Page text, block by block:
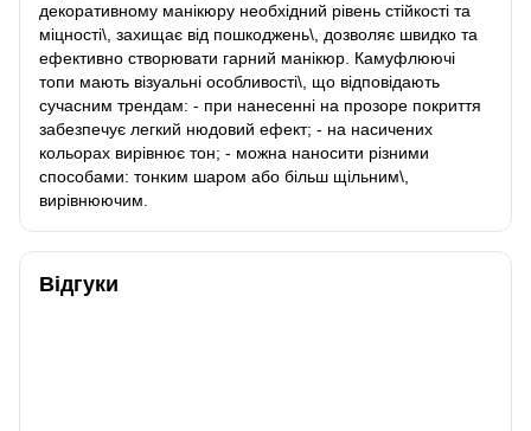
декоративному манікюру необхідний рівень стійкості та
міцності\, захищає від пошкоджень\, дозволяє швидко та
ефективно створювати гарний манікюр. Камуфлюючі
топи мають візуальні особливості\, що відповідають
сучасним трендам: - при нанесенні на прозоре покриття
забезпечує легкий нюдовий ефект; - на насичених
кольорах вирівнює тон; - можна наносити різними
способами: тонким шаром або більш щільним\,
вирівнюючим.
Відгуки